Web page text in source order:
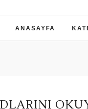
ANASAYFA